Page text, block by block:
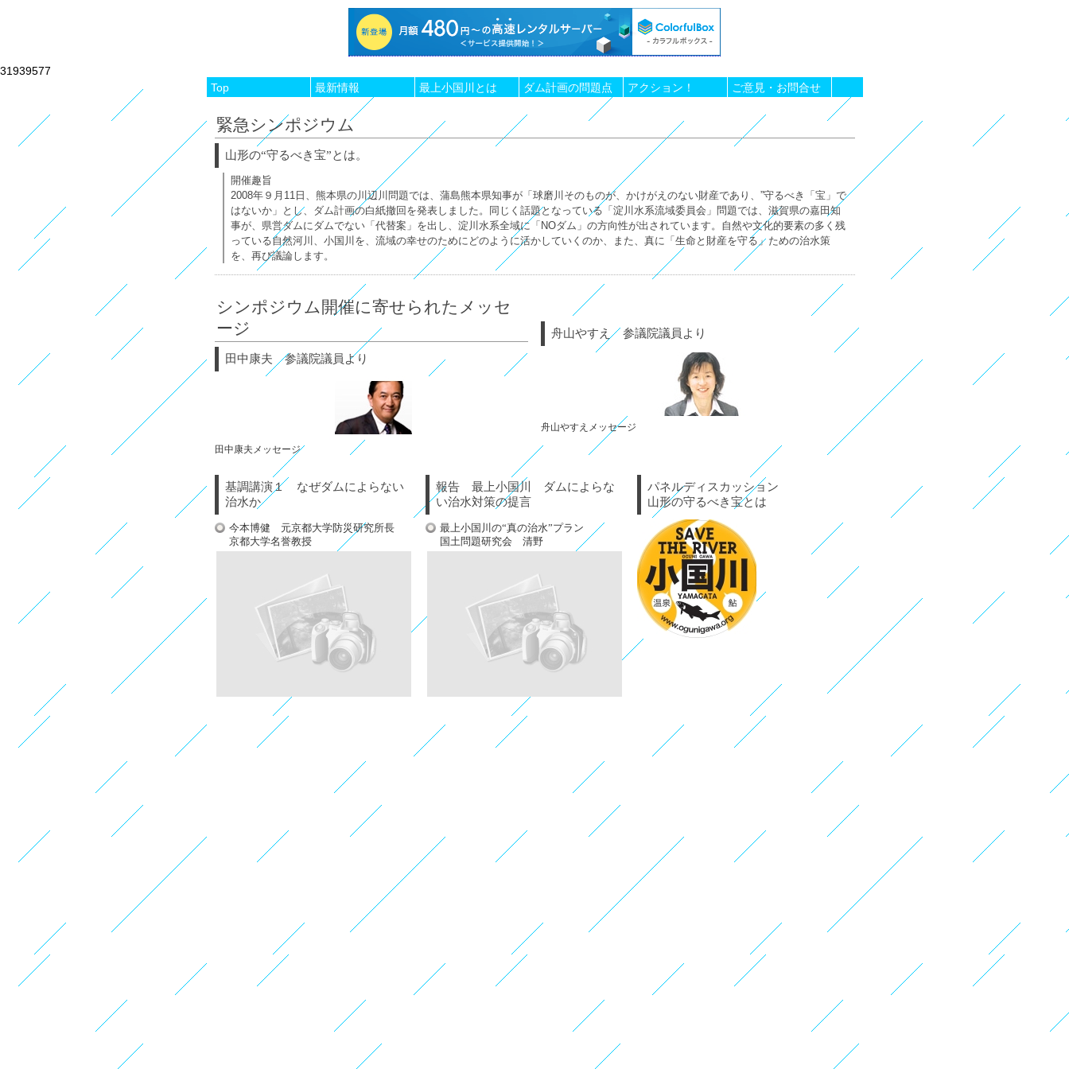
31939577
Top
最新情報 最上小国川とは ダム計画の問題点 アクション！ ご意見・お問合せ
緊急シンポジウム
山形の“守るべき宝”とは。
開催趣旨
2008年９月11日、熊本県の川辺川問題では、蒲島熊本県知事が「球磨川そのものが、かけがえのない財産であり、”守るべき「宝」で
はないか」とし、ダム計画の白紙撤回を発表しました。同じく話題となっている「淀川水系流域委員会」問題では、滋賀県の嘉田知
事が、県営ダムにダムでない「代替案」を出し、淀川水系全域に「NOダム」の方向性が出されています。自然や文化的要素の多く残
っている自然河川、小国川を、流域の幸せのためにどのように活かしていくのか、また、真に「生命と財産を守る」ための治水策
を、再び議論します。
シンポジウム開催に寄せられたメッセ
ージ
田中康夫 参議院議員より
田中康夫メッセージ
舟山やすえ 参議院議員より
舟山やすえメッセージ
基調講演１ なぜダムによらない
治水か
今本博健 元京都大学防災研究所長
京都大学名誉教授
報告 最上小国川 ダムによらな
い治水対策の提言
最上小国川の“真の治水”プラン
国土問題研究会 清野
パネルディスカッション
山形の守るべき宝とは